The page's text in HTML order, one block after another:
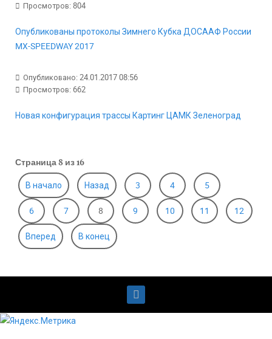
Просмотров: 804
Опубликованы протоколы Зимнего Кубка ДОСААФ России
MX-SPEEDWAY 2017
Опубликовано: 24.01.2017 08:56
Просмотров: 662
Новая конфигурация трассы Картинг ЦАМК Зеленоград
Страница 8 из 16
В начало Назад 3 4 5
6 7 8 9 10 11 12
Вперед В конец